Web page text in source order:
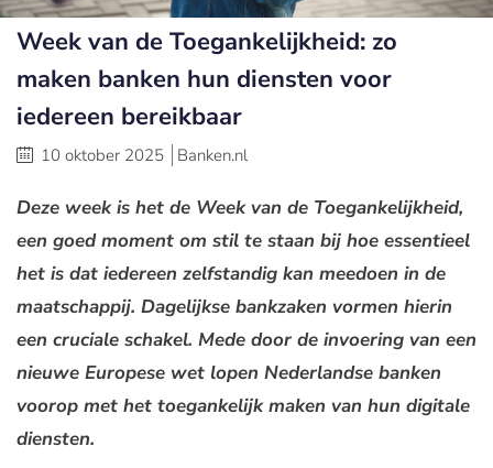
Week van de Toegankelijkheid: zo
maken banken hun diensten voor
iedereen bereikbaar
10 oktober 2025 Banken.nl
Deze week is het de Week van de Toegankelijkheid,
een goed moment om stil te staan bij hoe essentieel
het is dat iedereen zelfstandig kan meedoen in de
maatschappij. Dagelijkse bankzaken vormen hierin
een cruciale schakel. Mede door de invoering van een
nieuwe Europese wet lopen Nederlandse banken
voorop met het toegankelijk maken van hun digitale
diensten.